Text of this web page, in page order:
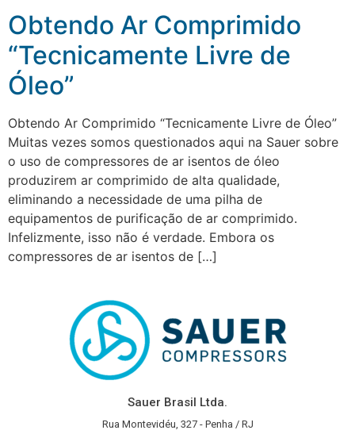
Obtendo Ar Comprimido
“Tecnicamente Livre de
Óleo”
Obtendo Ar Comprimido “Tecnicamente Livre de Óleo”
Muitas vezes somos questionados aqui na Sauer sobre
o uso de compressores de ar isentos de óleo
produzirem ar comprimido de alta qualidade,
eliminando a necessidade de uma pilha de
equipamentos de purificação de ar comprimido.
Infelizmente, isso não é verdade. Embora os
compressores de ar isentos de […]
Sauer Brasil Ltda.
Rua Montevidéu, 327 - Penha / RJ